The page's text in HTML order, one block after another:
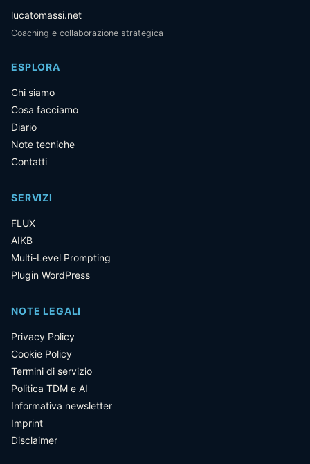
lucatomassi.net
Coaching e collaborazione strategica
ESPLORA
Chi siamo
Cosa facciamo
Diario
Note tecniche
Contatti
SERVIZI
FLUX
AIKB
Multi-Level Prompting
Plugin WordPress
NOTE LEGALI
Privacy Policy
Cookie Policy
Termini di servizio
Politica TDM e AI
Informativa newsletter
Imprint
Disclaimer